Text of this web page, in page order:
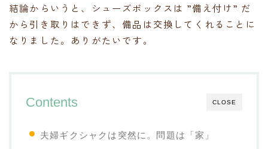
結論からいうと、シューズボックスは ”備え付け” だ
から引き取りはできず、備品は交換してくれることに
なりました。ありがたいです。
CLOSE
Contents
夫婦ギクシャクは突然に。問題は「家」